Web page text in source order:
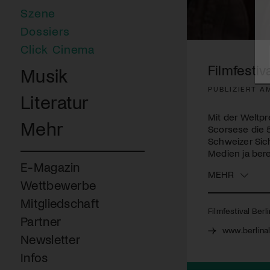
Szene
Dossiers
Click Cinema
Musik
Literatur
Mehr
E-Magazin
Wettbewerbe
Mitgliedschaft
Partner
Newsletter
Infos
PUBLIZIERT
Mit der
Scorsese die
Schweizer
Medien ja
MEHR
Filmfestival